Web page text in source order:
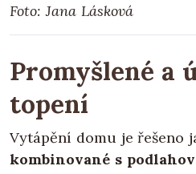
Foto: Jana Lásková
Promyšlené a
topení
Vytápění domu je řešeno
kombinované s